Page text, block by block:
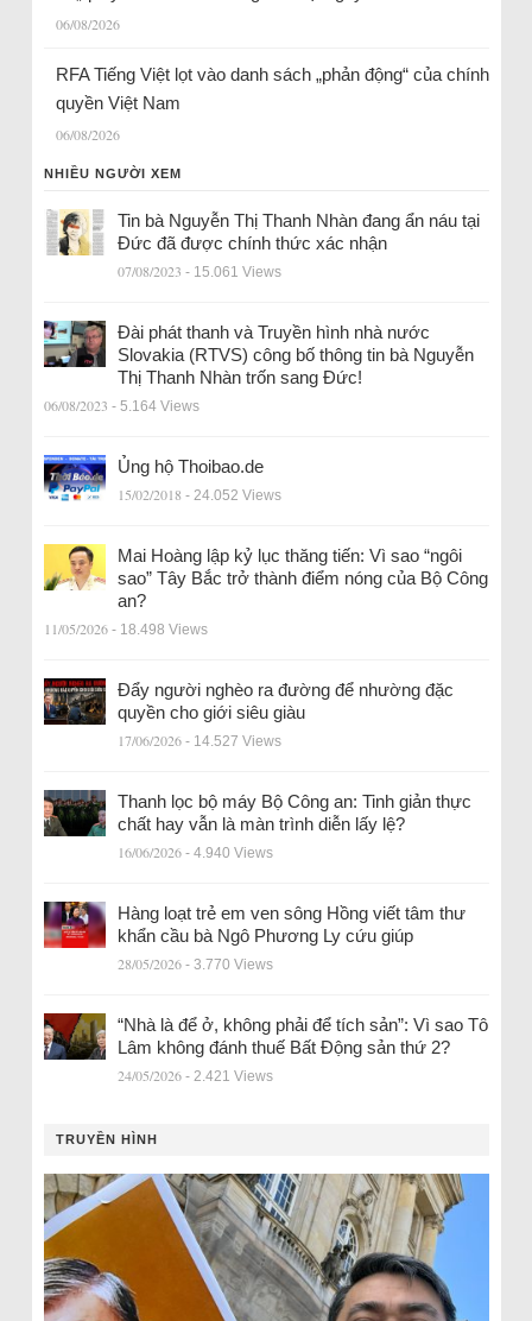
06/08/2026
RFA Tiếng Việt lọt vào danh sách „phản động“ của chính
quyền Việt Nam
06/08/2026
NHIỀU NGƯỜI XEM
Tin bà Nguyễn Thị Thanh Nhàn đang ẩn náu tại
Đức đã được chính thức xác nhận
07/08/2023 - 15.061 Views
Đài phát thanh và Truyền hình nhà nước
Slovakia (RTVS) công bố thông tin bà Nguyễn
Thị Thanh Nhàn trốn sang Đức!
06/08/2023 - 5.164 Views
Ủng hộ Thoibao.de
15/02/2018 - 24.052 Views
Mai Hoàng lập kỷ lục thăng tiến: Vì sao “ngôi
sao” Tây Bắc trở thành điểm nóng của Bộ Công
an?
11/05/2026 - 18.498 Views
Đẩy người nghèo ra đường để nhường đặc
quyền cho giới siêu giàu
17/06/2026 - 14.527 Views
Thanh lọc bộ máy Bộ Công an: Tinh giản thực
chất hay vẫn là màn trình diễn lấy lệ?
16/06/2026 - 4.940 Views
Hàng loạt trẻ em ven sông Hồng viết tâm thư
khẩn cầu bà Ngô Phương Ly cứu giúp
28/05/2026 - 3.770 Views
“Nhà là để ở, không phải để tích sản”: Vì sao Tô
Lâm không đánh thuế Bất Động sản thứ 2?
24/05/2026 - 2.421 Views
TRUYỀN HÌNH